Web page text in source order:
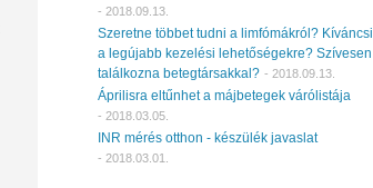
- 2018.09.13.
Szeretne többet tudni a limfómákról? Kíváncsi
a legújabb kezelési lehetőségekre? Szívesen
találkozna betegtársakkal? - 2018.09.13.
Áprilisra eltűnhet a májbetegek várólistája
- 2018.03.05.
INR mérés otthon - készülék javaslat
- 2018.03.01.